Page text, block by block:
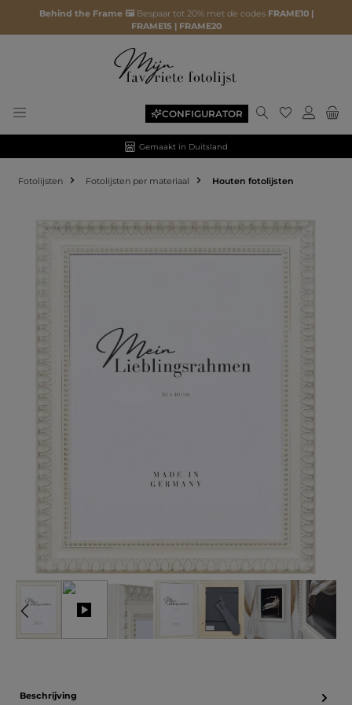
Behind the Frame 🖼️ Bespaar tot 20% met de codes FRAME10 |
FRAME15 | FRAME20
CONFIGURATOR
Gemaakt in Duitsland
Fotolijsten Fotolijsten per materiaal Houten fotolijsten
Afbeeldingengalerij overslaan
Beschrijving